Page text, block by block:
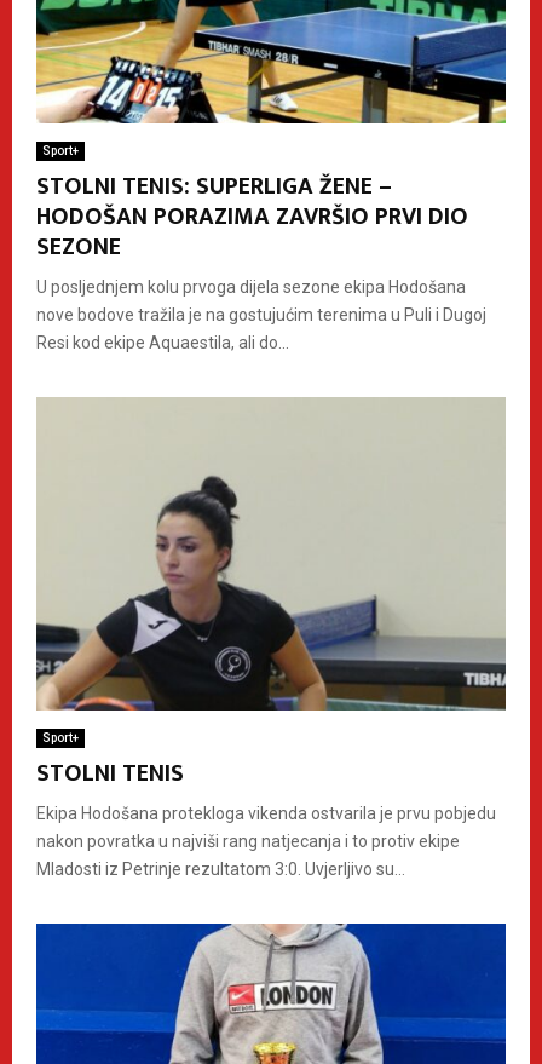
Sport+
STOLNI TENIS: SUPERLIGA ŽENE –
HODOŠAN PORAZIMA ZAVRŠIO PRVI DIO
SEZONE
U posljednjem kolu prvoga dijela sezone ekipa Hodošana
nove bodove tražila je na gostujućim terenima u Puli i Dugoj
Resi kod ekipe Aquaestila, ali do...
Sport+
STOLNI TENIS
Ekipa Hodošana protekloga vikenda ostvarila je prvu pobjedu
nakon povratka u najviši rang natjecanja i to protiv ekipe
Mladosti iz Petrinje rezultatom 3:0. Uvjerljivo su...